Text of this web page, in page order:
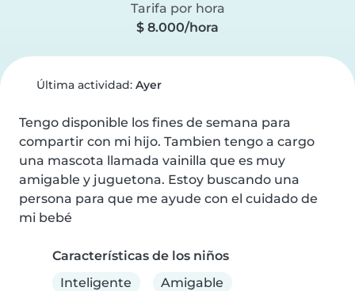
Tarifa por hora
$ 8.000/hora
Última actividad: Ayer
Tengo disponible los fines de semana para
compartir con mi hijo. Tambien tengo a cargo
una mascota llamada vainilla que es muy
amigable y juguetona. Estoy buscando una
persona para que me ayude con el cuidado de
mi bebé
Características de los niños
Inteligente
Amigable